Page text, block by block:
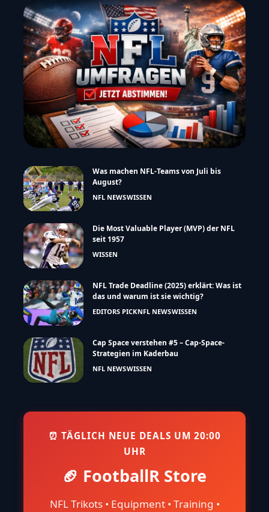
Was machen NFL-Teams von Juli bis
August?
NFL NEWSWISSEN
Die Most Valuable Player (MVP) der NFL
seit 1957
WISSEN
NFL Trade Deadline (2025) erklärt: Was ist
das und warum ist sie wichtig?
EDITORS PICKNFL NEWSWISSEN
Cap Space verstehen #5 – Cap-Space-
Strategien im Kaderbau
NFL NEWSWISSEN
⏰ TÄGLICH NEUE DEALS UM 20:00
UHR
🏈 FootballR Store
NFL Trikots • Equipment • Training •